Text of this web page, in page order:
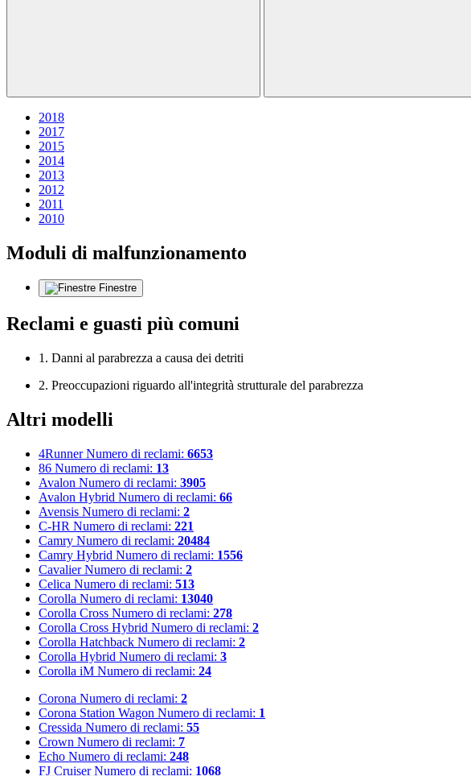
2018
2017
2015
2014
2013
2012
2011
2010
Moduli di malfunzionamento
Finestre
Reclami e guasti più comuni
1. Danni al parabrezza a causa dei detriti
2. Preoccupazioni riguardo all'integrità strutturale del parabrezza
Altri modelli
4Runner Numero di reclami: 6653
86 Numero di reclami: 13
Avalon Numero di reclami: 3905
Avalon Hybrid Numero di reclami: 66
Avensis Numero di reclami: 2
C-HR Numero di reclami: 221
Camry Numero di reclami: 20484
Camry Hybrid Numero di reclami: 1556
Cavalier Numero di reclami: 2
Celica Numero di reclami: 513
Corolla Numero di reclami: 13040
Corolla Cross Numero di reclami: 278
Corolla Cross Hybrid Numero di reclami: 2
Corolla Hatchback Numero di reclami: 2
Corolla Hybrid Numero di reclami: 3
Corolla iM Numero di reclami: 24
Corona Numero di reclami: 2
Corona Station Wagon Numero di reclami: 1
Cressida Numero di reclami: 55
Crown Numero di reclami: 7
Echo Numero di reclami: 248
FJ Cruiser Numero di reclami: 1068